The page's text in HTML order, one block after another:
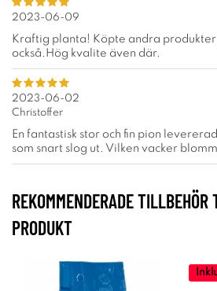
2023-06-09
Kraftig planta! Köpte andra produkter
också.Hög kvalite även där.
2023-06-02
Christoffer
En fantastisk stor och fin pion
som snart slog ut. Vilken vacker
REKOMMENDERADE
PRODUKT